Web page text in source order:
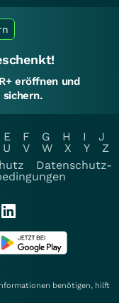
eröffnen und
E F G H I
J
U V W X Y
Z
Datenschutz-
benötigen, hilft